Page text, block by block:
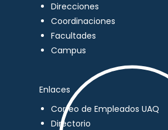
Direcciones
Coordinaciones
Facultades
Campus
Enlaces
Correo de Empleados UAQ
Directorio